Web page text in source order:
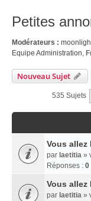
Petites
Modérateurs :
Equipe Administration,
Nouveau Sujet
535 Sujets
Vous allez
par laetitia »
Réponses : 0
Vous allez
par laetitia »